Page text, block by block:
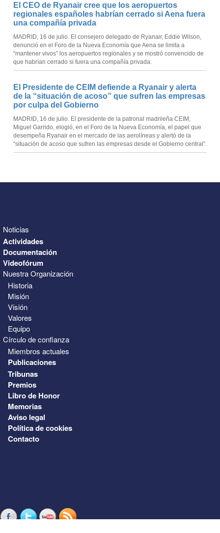
El CEO de Ryanair cree que los aeropuertos
regionales españoles habrían cerrado si Aena fuera
una compañía privada
MADRID, 16 de julio. El consejero delegado de Ryanair, Eddie Wilson,
denunció en el Foro de la Nueva Economía que Aena se limita a
“mantener vivos” los aeropuertos regionales y se mostró convencido de
que habrían cerrado si fuera una compañía privada.
El Presidente de CEIM defiende a Ryanair y alerta
de la “situación de acoso” que sufren las empresas
por culpa del Gobierno
MADRID, 16 de julio. El presidente de la patronal madrileña CEIM,
Miguel Garrido, elogió, en el Foro de la Nueva Economía, el papel que
desempeña Ryanair en el mercado de las aerolíneas y alertó de la
“situación de acoso que sufren las empresas desde el Gobierno central”.
Noticias
Actividades
Documentación
Videofórum
Nuestra Organización
Historia
Misión
Visión
Valores
Equipo
Círculo de confianza
Miembros actuales
Publicaciones
Tribunas
Premios
Libro de Honor
Memorias
Aviso legal
Política de cookies
Contacto